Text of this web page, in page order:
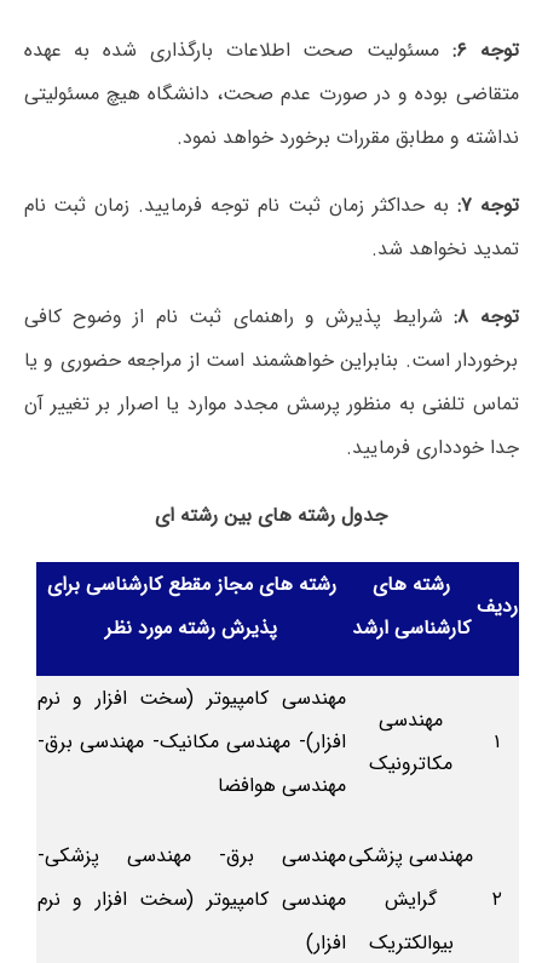
توجه ۶:
مسئولیت صحت اطلاعات بارگذاری شده به عهده
متقاضی بوده و در صورت عدم صحت، دانشگاه هیچ مسئولیتی
نداشته و مطابق مقررات برخورد خواهد نمود.
توجه ۷:
به حداکثر زمان ثبت نام توجه فرمایید. زمان ثبت نام
تمدید نخواهد شد.
توجه ۸: شرایط پذیرش و راهنمای ثبت نام از وضوح کافی
برخوردار است. بنابراین خواهشمند است از مراجعه حضوری و یا
تماس تلفنی به منظور پرسش مجدد موارد یا اصرار بر تغییر آن
جدا خودداری فرمایید.
جدول رشته های بین رشته ای
ردیف
رشته های
کارشناسی ارشد
رشته های مجاز مقطع کارشناسی برای
پذیرش رشته مورد نظر
۱
مهندسی
مکاترونیک
مهندسی کامپیوتر (سخت افزار و نرم
افزار)- مهندسی مکانیک- مهندسی برق-
مهندسی هوافضا
۲
مهندسی پزشکی
گرایش
بیوالکتریک
مهندسی برق- مهندسی پزشکی-
مهندسی کامپیوتر (سخت افزار و نرم
افزار)